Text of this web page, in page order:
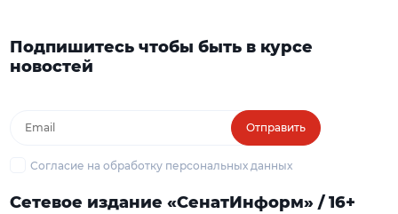
Подпишитесь чтобы быть в курсе
новостей
Отправить
Согласие на обработку персональных данных
Сетевое издание «СенатИнформ» / 16+